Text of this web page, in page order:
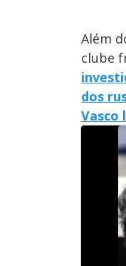
Além
clube
dos
Vasco